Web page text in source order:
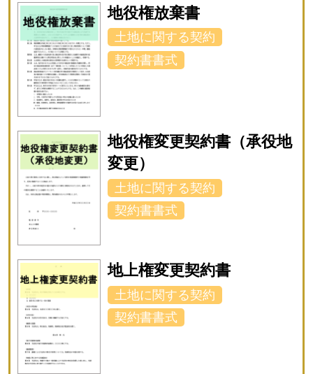
地役権放棄書
土地に関する契約
契約書書式
地役権変更契約書（承役地
変更）
土地に関する契約
契約書書式
地上権変更契約書
土地に関する契約
契約書書式